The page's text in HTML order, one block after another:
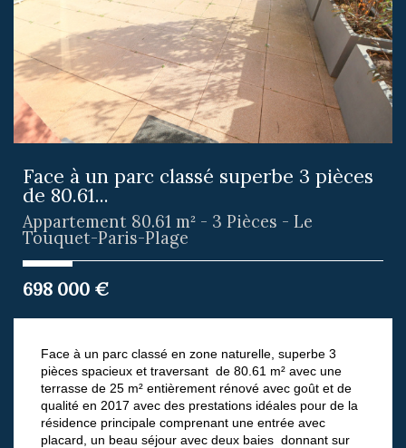
Face à un parc classé superbe 3 pièces
de 80.61...
Appartement 80.61 m² - 3 Pièces - Le
Touquet-Paris-Plage
698 000 €
Face à un parc classé en zone naturelle, superbe 3
pièces spacieux et traversant de 80.61 m² avec une
terrasse de 25 m² entièrement rénové avec goût et de
qualité en 2017 avec des prestations idéales pour de la
résidence principale comprenant une entrée avec
placard, un beau séjour avec deux baies donnant sur